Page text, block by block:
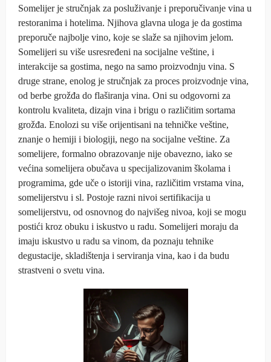
Somelijer je stručnjak za posluživanje i preporučivanje vina u
restoranima i hotelima. Njihova glavna uloga je da gostima
preporuče najbolje vino, koje se slaže sa njihovim jelom.
Somelijeri su više usresređeni na socijalne veštine, i
interakcije sa gostima, nego na samo proizvodnju vina. S
druge strane, enolog je stručnjak za proces proizvodnje vina,
od berbe grožđa do flaširanja vina. Oni su odgovorni za
kontrolu kvaliteta, dizajn vina i brigu o različitim sortama
grožđa. Enolozi su više orijentisani na tehničke veštine,
znanje o hemiji i biologiji, nego na socijalne veštine. Za
somelijere, formalno obrazovanje nije obavezno, iako se
većina somelijera obučava u specijalizovanim školama i
programima, gde uče o istoriji vina, različitim vrstama vina,
somelijerstvu i sl. Postoje razni nivoi sertifikacija u
somelijerstvu, od osnovnog do najvišeg nivoa, koji se mogu
postići kroz obuku i iskustvo u radu. Somelijeri moraju da
imaju iskustvo u radu sa vinom, da poznaju tehnike
degustacije, skladištenja i serviranja vina, kao i da budu
strastveni o svetu vina.